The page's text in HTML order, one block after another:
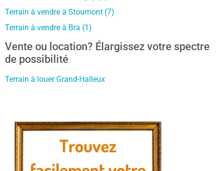
Terrain à vendre à Stoumont (7)
Terrain à vendre à Bra (1)
Vente ou location? Élargissez votre spectre
de possibilité
Terrain à louer Grand-Halleux